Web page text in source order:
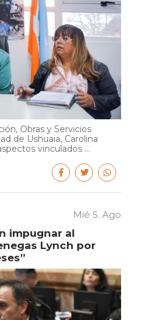
Obras y Servicios
de Ushuaia, Carolina
vinculados ...
Mié 5. Ago
impugnar al
Lynch por